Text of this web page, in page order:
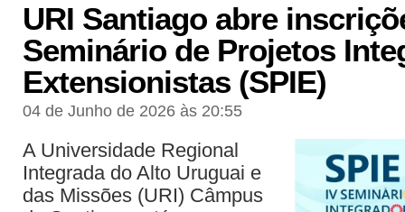
URI Santiago abre
Seminário de Projetos
Extensionistas (SPIE)
04 de Junho de 2026 às 20:55
A Universidade Regional
Integrada do Alto Uruguai e
das Missões (URI) Câmpus